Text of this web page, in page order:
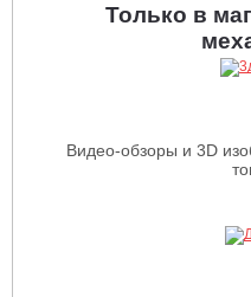
Только в
Видео-обзоры и 3D